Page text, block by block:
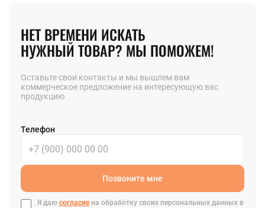
НЕТ ВРЕМЕНИ ИСКАТЬ
НУЖНЫЙ ТОВАР? МЫ ПОМОЖЕМ!
Оставьте свои контакты и мы вышлем вам
коммерческое предложение на интересующую вас
продукцию
Телефон
Позвоните мне
Я даю согласиена обработку своих персональных данных в